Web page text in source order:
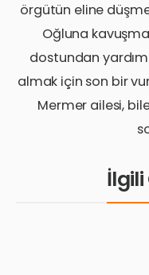
örgütün eline
Oğluna
dostundan yardım
almak için son bir
Mermer ailesi,